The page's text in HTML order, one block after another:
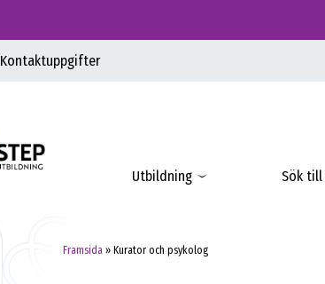
Kontaktuppgifter
Utbildning Sök till
Framsida» Kurator och psykolog